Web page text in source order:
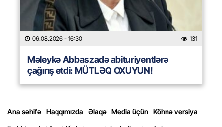
06.08.2026 - 16:30 131
Məleykə Abbaszadə abituriyentlərə
çağırış etdi: MÜTLƏQ OXUYUN!
Ana səhifə Haqqımızda Əlaqə Media üçün Köhnə versiya